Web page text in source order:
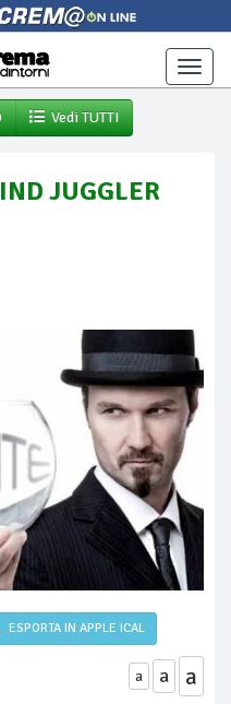
Toggle
Vedi TUTTI
JUGGLER
ESPORTA IN APPLE ICAL
a a a